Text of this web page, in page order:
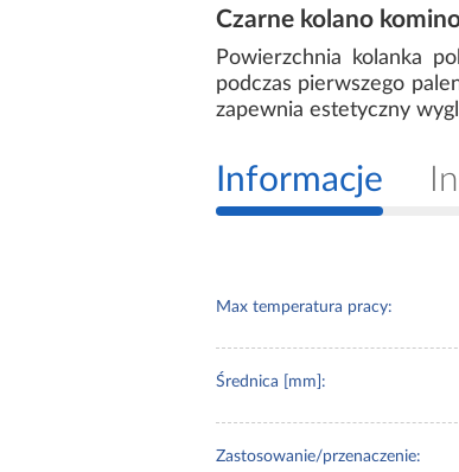
Czarne kolano
Powierzchnia kolanka
podczas pierwszego
zapewnia estetyczny
Informacje
Max temperatura pracy:
Średnica [mm]:
Zastosowanie/przenaczenie: